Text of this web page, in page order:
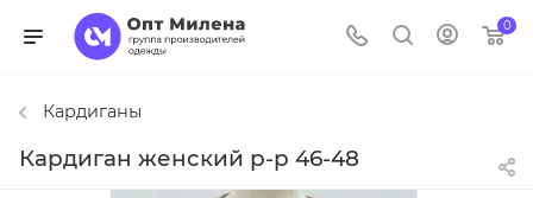
0
Кардиганы
Кардиган женский р-р 46-48